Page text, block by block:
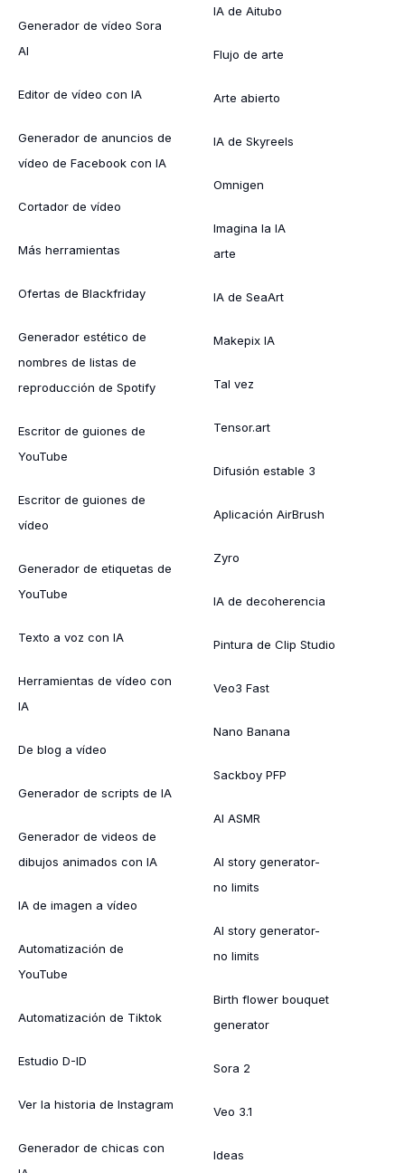
Generador de vídeo Sora
AI
Editor de vídeo con IA
Generador de anuncios de
vídeo de Facebook con IA
Cortador de vídeo
Más herramientas
Ofertas de Blackfriday
Generador estético de
nombres de listas de
reproducción de Spotify
Escritor de guiones de
YouTube
Escritor de guiones de
vídeo
Generador de etiquetas de
YouTube
Texto a voz con IA
Herramientas de vídeo con
IA
De blog a vídeo
Generador de scripts de IA
Generador de videos de
dibujos animados con IA
IA de imagen a vídeo
Automatización de
YouTube
Automatización de Tiktok
Estudio D-ID
Ver la historia de Instagram
Generador de chicas con
IA de Aitubo
Flujo de arte
Arte abierto
IA de Skyreels
Omnigen
Imagina la IA
arte
IA de SeaArt
Makepix IA
Tal vez
Tensor.art
Difusión estable 3
Aplicación AirBrush
Zyro
IA de decoherencia
Pintura de Clip Studio
Veo3 Fast
Nano Banana
Sackboy PFP
AI ASMR
AI story generator-
no limits
AI story generator-
no limits
Birth flower bouquet
generator
Sora 2
Veo 3.1
Ideas